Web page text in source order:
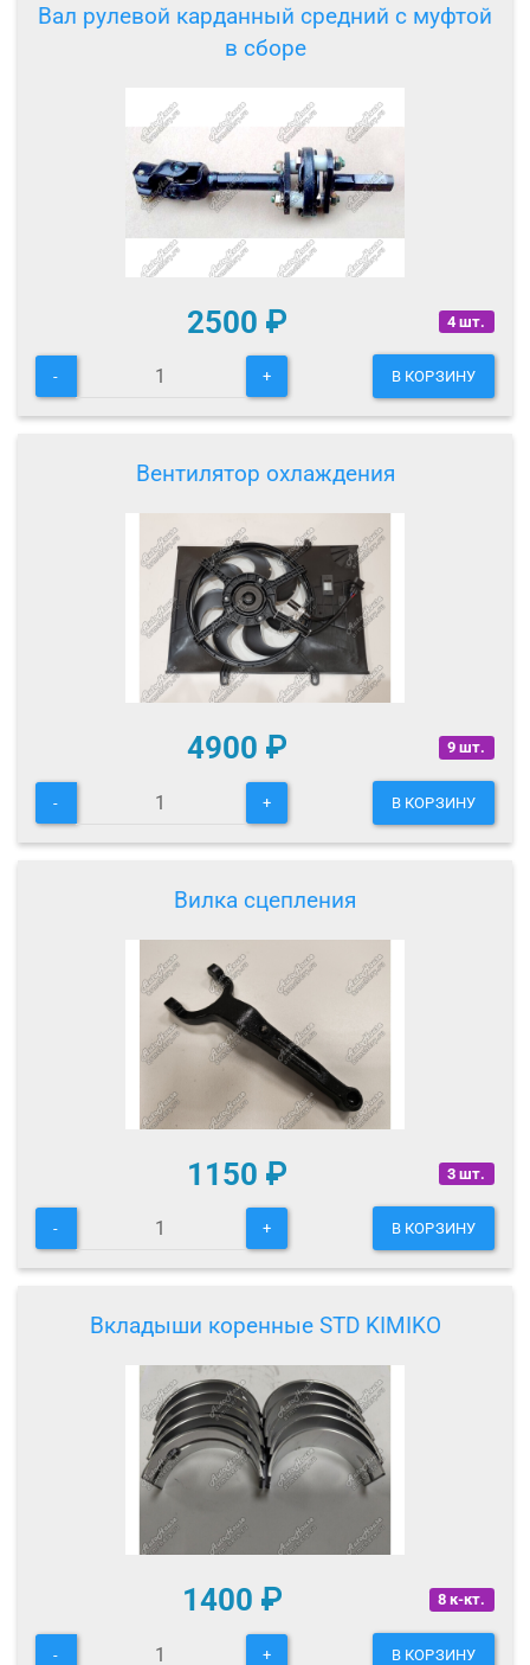
Вал рулевой карданный средний с муфтой
в сборе
4 шт.
2500 ₽
- + В КОРЗИНУ
Вентилятор охлаждения
9 шт.
4900 ₽
- + В КОРЗИНУ
Вилка сцепления
3 шт.
1150 ₽
- + В КОРЗИНУ
Вкладыши коренные STD KIMIKO
8 к-кт.
1400 ₽
- + В КОРЗИНУ